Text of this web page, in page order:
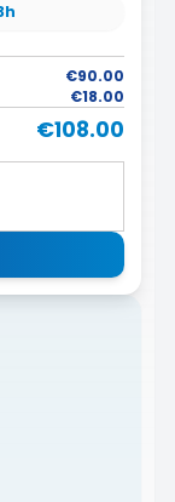
€90.00
€18.00
€108.00